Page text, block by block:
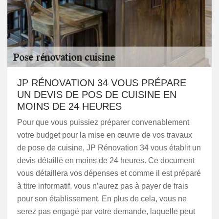
JP RÉNOVATION 34 VOUS PRÉPARE
UN DEVIS DE POS DE CUISINE EN
MOINS DE 24 HEURES
Pour que vous puissiez préparer convenablement
votre budget pour la mise en œuvre de vos travaux
de pose de cuisine, JP Rénovation 34 vous établit un
devis détaillé en moins de 24 heures. Ce document
vous détaillera vos dépenses et comme il est préparé
à titre informatif, vous n’aurez pas à payer de frais
pour son établissement. En plus de cela, vous ne
serez pas engagé par votre demande, laquelle peut